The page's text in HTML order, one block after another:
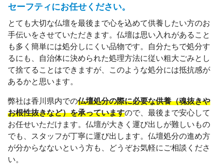
セーフティにお任せください。
とても大切な仏壇を最後まで心を込めて供養したい方のお
手伝いをさせていただきます。仏壇は思い入れがあること
も多く簡単には処分しにくい品物です。自分たちで処分す
るにも、自治体に決められた処理方法に従い粗大ごみとし
て捨てることはできますが、このような処分には抵抗感が
あるかと思います。
弊社は香川県内での仏壇処分の際に必要な供養（魂抜きや
お根性抜きなど）を承っていますので、最後まで安心して
お任せいただけます。仏壇が大きく運び出しが難しいもの
でも、スタッフが丁寧に運び出します。仏壇処分の進め方
が分からなないという方も、どうぞお気軽にご相談くださ
い。